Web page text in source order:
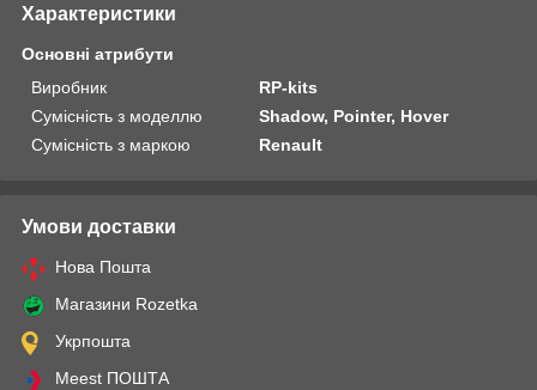
Характеристики
Основні атрибути
Виробник
RP-kits
Сумісність з моделлю
Shadow, Pointer, Hover
Сумісність з маркою
Renault
Умови доставки
Нова Пошта
Магазини Rozetka
Укрпошта
Meest ПОШТА